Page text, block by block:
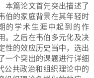
本篇论文首先突出描述了
伯的家庭背景在其年轻时
的学术生涯中起到的作
。之后在韦伯多元化及决
性的效应历史当中，选出
一个突出的课题进行详细
公共政治和组织理论中的